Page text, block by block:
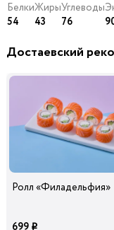
Белки
54
Жиры
43
Углеводы
76
Достаевский
Ролл «Филадельфия»
699 i